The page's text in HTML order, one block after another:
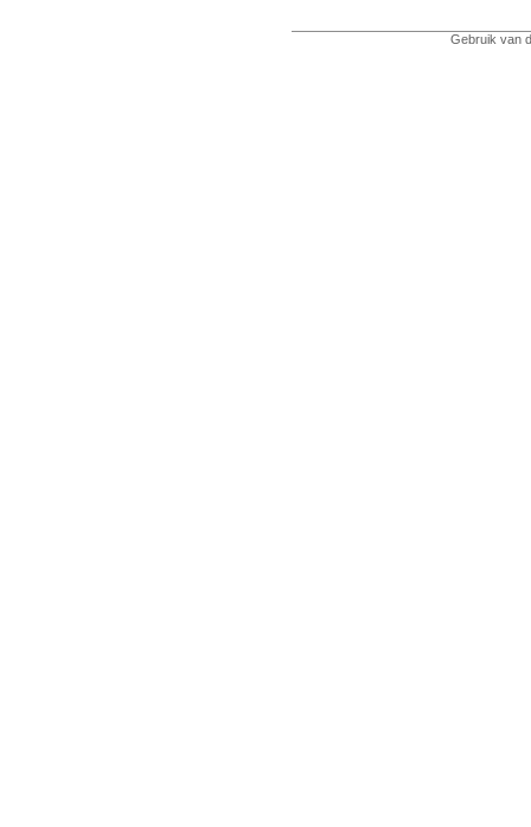
Gebruik van